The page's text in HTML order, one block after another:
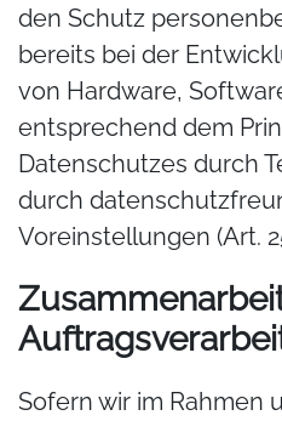
den Schutz
bereits bei der
von Hardware,
entsprechend dem
Datenschutzes durch
durch
Voreinstellungen (Art.
Sofern wir im Rahmen